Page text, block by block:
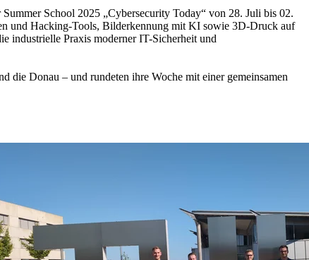
School 2025 „Cybersecurity Today“ von 28. Juli bis 02.
und Hacking-Tools, Bilderkennung mit KI sowie 3D-Druck auf
industrielle Praxis moderner IT-Sicherheit und
die Donau – und rundeten ihre Woche mit einer gemeinsamen